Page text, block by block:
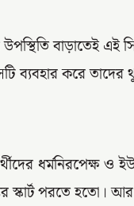
উপস্থিতি বাড়াতেই
ব্যবহার করে
ধর্মনিরপেক্ষ
স্কার্ট পরতে